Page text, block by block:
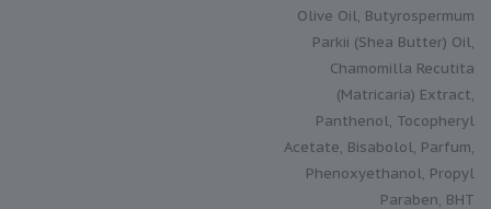
Olive Oil, Butyrospermum
Parkii (Shea Butter) Oil,
Chamomilla Recutita
(Matricaria) Extract,
Panthenol, Tocopheryl
Acetate, Bisabolol, Parfum,
Phenoxyethanol, Propyl
Paraben, BHT